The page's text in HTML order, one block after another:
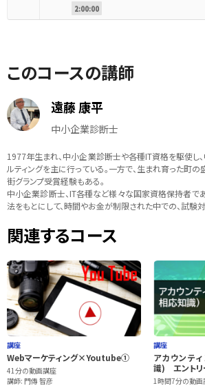
2:00:00
このコースの講師
遠藤 康平
中小企業診断士
1977年生まれ、中小企業診断士や各種IT資格を駆使し
ルティングを主に行っている。一方で、生まれ育った町
街グランプ受賞経験もある。
中小企業診断士、IT各種など様々な国家資格保持者で
法をもとにして、時間やお金が制限された中での、試験
関連するコース
講座
Webマーケティング×Youtube①
41分の動画講座
講師: 門傳 智彦
講座
アカウンテ
識) エントリ
1時間7分の動画